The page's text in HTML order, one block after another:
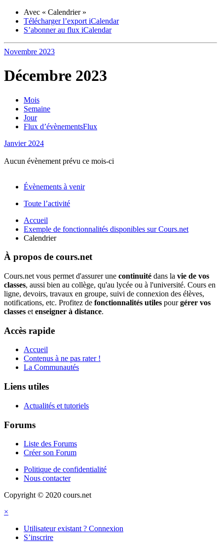
Avec « Calendrier »
Télécharger l’export iCalendar
S’abonner au flux iCalendar
Novembre 2023
Décembre 2023
Mois
Semaine
Jour
Flux d’évènementsFlux
Janvier 2024
Aucun évènement prévu ce mois-ci
Évènements à venir
Toute l’activité
Accueil
Exemple de fonctionnalités disponibles sur Cours.net
Calendrier
À propos de cours.net
Cours.net vous permet d'assurer une continuité dans la vie de vos
classes, aussi bien au collège, qu'au lycée ou à l'université. Cours en
ligne, devoirs, travaux en groupe, suivi de connexion des élèves,
notifications, etc. Profitez de fonctionnalités utiles pourgérer vos
classes et enseigner à distance.
Accès rapide
Accueil
Contenus à ne pas rater !
La Communautés
Liens utiles
Actualités et tutoriels
Forums
Liste des Forums
Créer son Forum
Politique de confidentialité
Nous contacter
Copyright © 2020 cours.net
×
Utilisateur existant ? Connexion
S’inscrire